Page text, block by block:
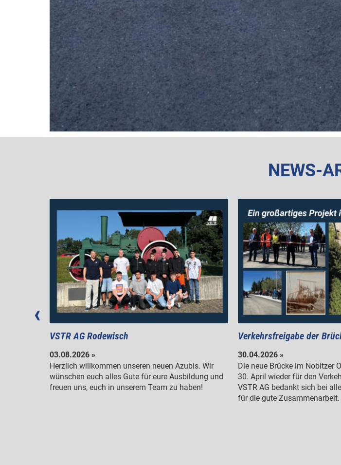
NEWS-
VSTR AG Rodewisch
03.08.2026 »
Herzlich willkommen unseren neuen Azubis. Wir
wünschen euch alles Gute für eure Ausbildung und
freuen uns, euch in unserem Team zu haben!
Verkehrsfreigabe der
30.04.2026 »
Die neue Brücke im Nobitzer
30. April wieder für den
VSTR AG bedankt sich bei
für die gute Zusammenarbeit.